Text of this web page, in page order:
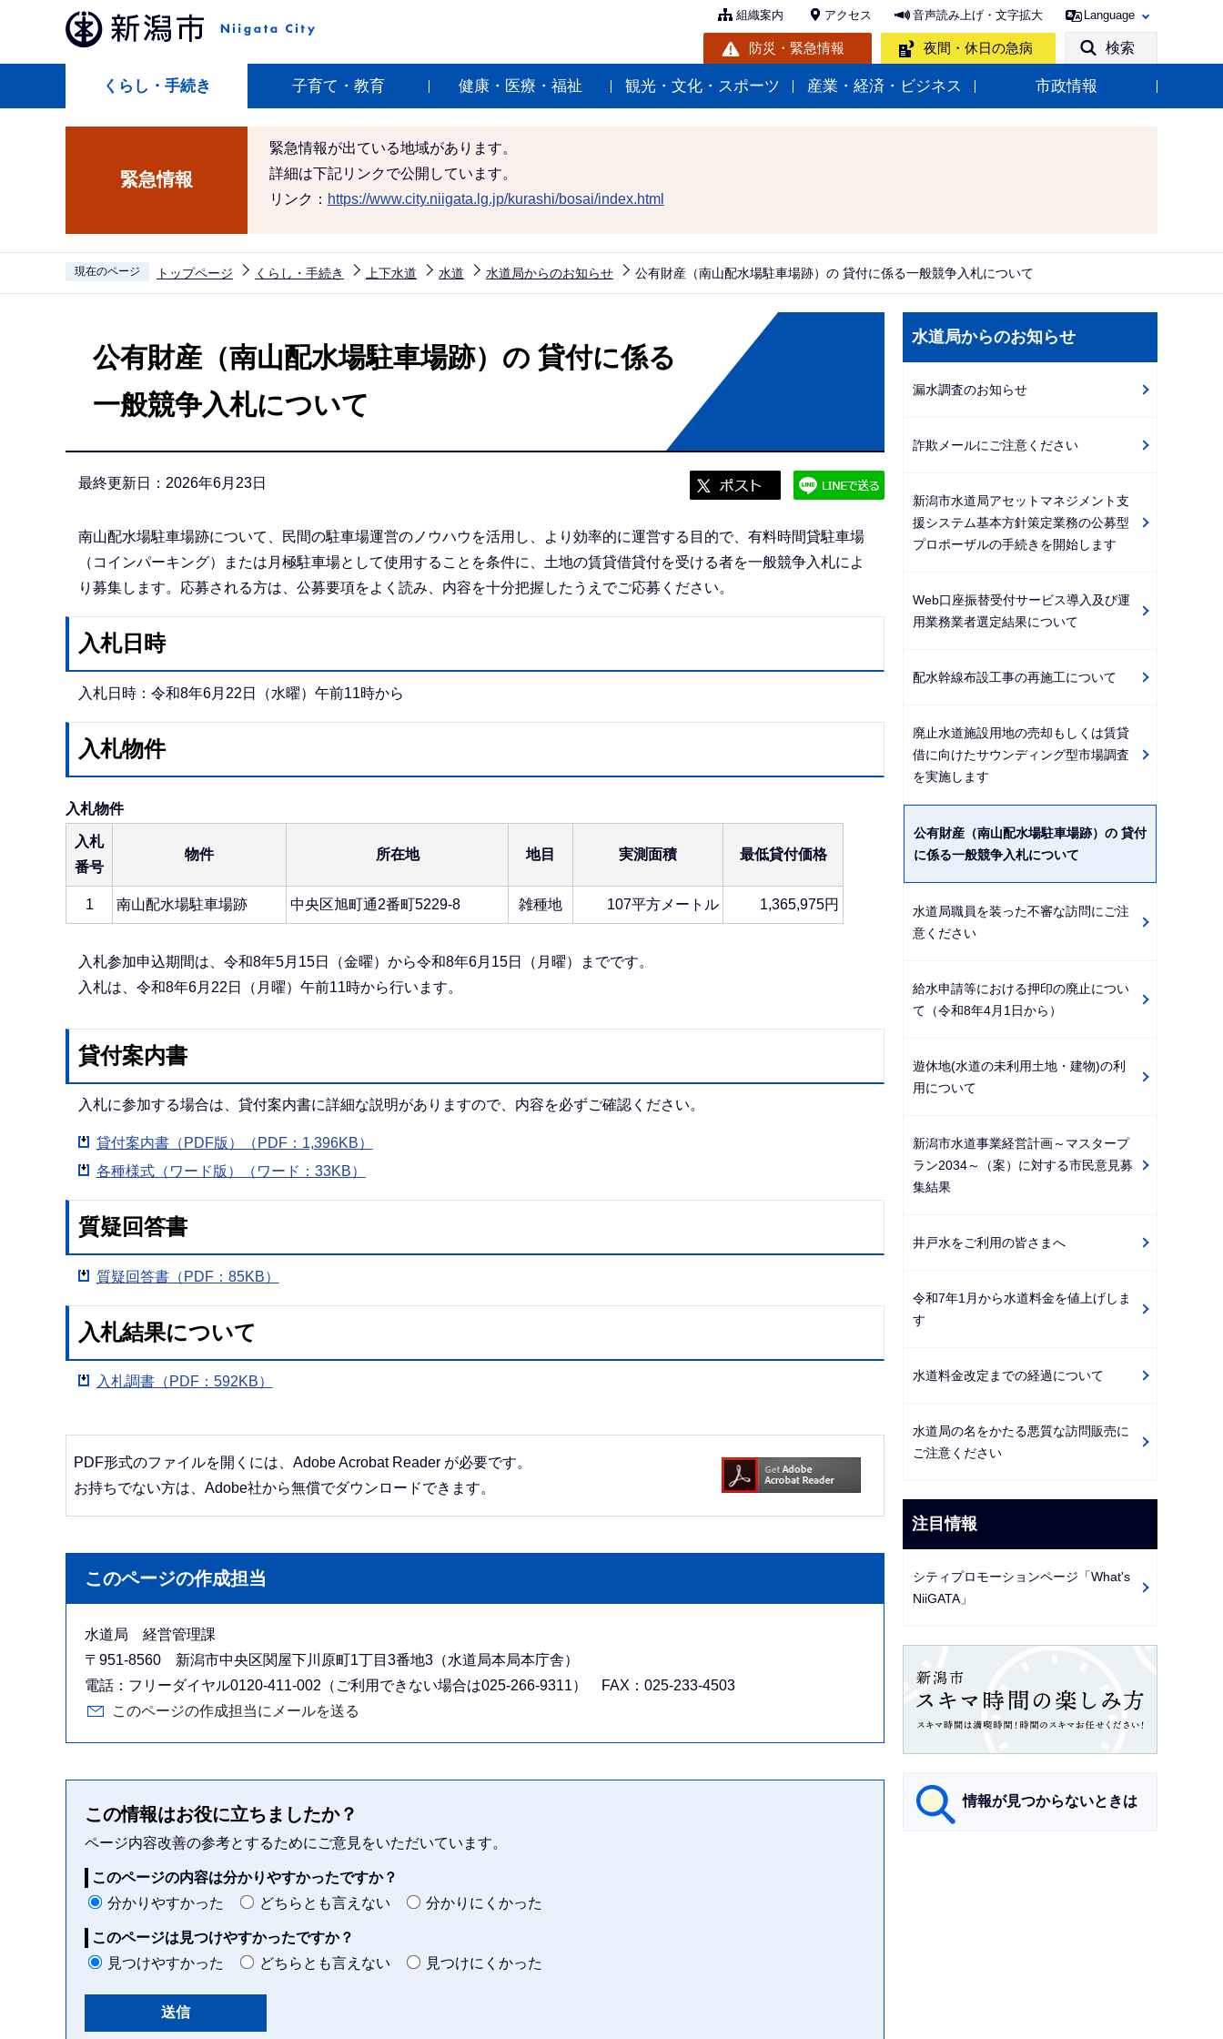
ペ
組織案内 アクセス 音声読み上げ・文字拡大 Language
防災・緊急情報 夜間・休日の急病 検索
くらし・手続き 子育て・教育 健康・医療・福祉 観光・文化・スポーツ 産業・経済・ビジネス 市政情報
緊急情報
緊急情報が出ている地域があります。
詳細は下記リンクで公開しています。
リンク： https://www.city.niigata.lg.jp/kurashi/bosai/index.html
現在のページ トップページ くらし・手続き 上下水道 水道 水道局からのお知らせ 公有財産（南山配水場駐車場跡）の 貸付に係る一般競争入札について
公有財産（南山配水場駐車場跡）の 貸付に係る
一般競争入札について
最終更新日：2026年6月23日
南山配水場駐車場跡について、民間の駐車場運営のノウハウを活用し、より効率的に運営する目的で、有料時間貸駐車場
（コインパーキング）または月極駐車場として使用することを条件に、土地の賃貸借貸付を受ける者を一般競争入札によ
り募集します。応募される方は、公募要項をよく読み、内容を十分把握したうえでご応募ください。
入札日時
入札日時：令和8年6月22日（水曜）午前11時から
入札物件
入札物件
入札
番号
物件 所在地 地目 実測面積 最低貸付価格
1 南山配水場駐車場跡 中央区旭町通2番町5229-8 雑種地 107平方メートル 1,365,975円
入札参加申込期間は、令和8年5月15日（金曜）から令和8年6月15日（月曜）までです。
入札は、令和8年6月22日（月曜）午前11時から行います。
貸付案内書
入札に参加する場合は、貸付案内書に詳細な説明がありますので、内容を必ずご確認ください。
貸付案内書（PDF版）（PDF：1,396KB）
各種様式（ワード版）（ワード：33KB）
質疑回答書
質疑回答書（PDF：85KB）
入札結果について
入札調書（PDF：592KB）
PDF形式のファイルを開くには、Adobe Acrobat Reader が必要です。
お持ちでない方は、Adobe社から無償でダウンロードできます。
このページの作成担当
水道局 経営管理課
〒951-8560 新潟市中央区関屋下川原町1丁目3番地3（水道局本局本庁舎）
電話：フリーダイヤル0120-411-002（ご利用できない場合は025-266-9311） FAX：025-233-4503
このページの作成担当にメールを送る
この情報はお役に立ちましたか？
ページ内容改善の参考とするためにご意見をいただいています。
このページの内容は分かりやすかったですか？
分かりやすかった
どちらとも言えない 分かりにくかった
このページは見つけやすかったですか？
見つけやすかった
どちらとも言えない 見つけにくかった
ビ
ー
ョ
ン
こ
か
ら
水道局からのお知らせ
漏水調査のお知らせ
詐欺メールにご注意ください
新潟市水道局アセットマネジメント支
援システム基本方針策定業務の公募型
プロポーザルの手続きを開始します
Web口座振替受付サービス導入及び運
用業務業者選定結果について
配水幹線布設工事の再施工について
廃止水道施設用地の売却もしくは賃貸
借に向けたサウンディング型市場調査
を実施します
公有財産（南山配水場駐車場跡）の 貸付
に係る一般競争入札について
水道局職員を装った不審な訪問にご注
意ください
給水申請等における押印の廃止につい
て（令和8年4月1日から）
遊休地(水道の未利用土地・建物)の利
用について
新潟市水道事業経営計画～マスタープ
ラン2034～（案）に対する市民意見募
集結果
井戸水をご利用の皆さまへ
令和7年1月から水道料金を値上げしま
す
水道料金改定までの経過について
水道局の名をかたる悪質な訪問販売に
ご注意ください
注目情報
シティプロモーションページ「What's
NiiGATA」
情報が見つからないときは